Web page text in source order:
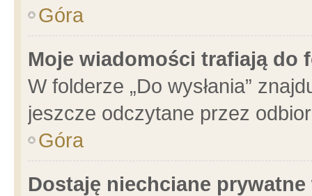
Góra
Moje wiadomości trafiają do
W folderze „Do wysłania”
jeszcze odczytane przez
Góra
Dostaję niechciane